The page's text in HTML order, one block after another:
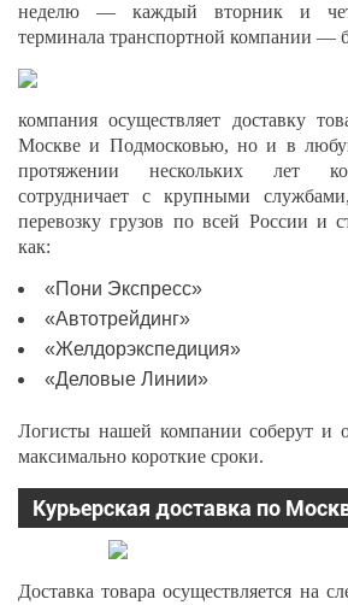
неделю — каждый вторник и
терминала транспортной компании —
компания осуществляет доставку
Москве и Подмосковью, но и в
протяжении нескольких лет
сотрудничает с крупными
перевозку грузов по всей России и
как:
«Пони Экспресс»
«Автотрейдинг»
«Желдорэкспедиция»
«Деловые Линии»
Логисты нашей компании соберут и
максимально короткие сроки.
Курьерская доставка по
Доставка товара осуществляется на